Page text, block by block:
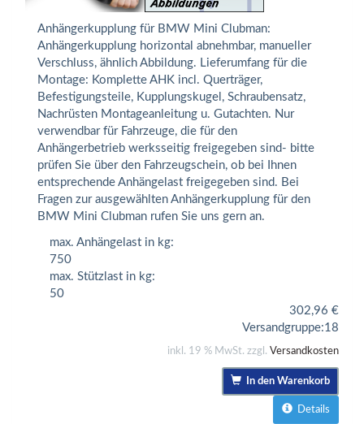
Anhängerkupplung für BMW Mini Clubman:
Anhängerkupplung horizontal abnehmbar, manueller
Verschluss, ähnlich Abbildung. Lieferumfang für die
Montage: Komplette AHK incl. Querträger,
Befestigungsteile, Kupplungskugel, Schraubensatz,
Nachrüsten Montageanleitung u. Gutachten. Nur
verwendbar für Fahrzeuge, die für den
Anhängerbetrieb werksseitig freigegeben sind- bitte
prüfen Sie über den Fahrzeugschein, ob bei Ihnen
entsprechende Anhängelast freigegeben sind. Bei
Fragen zur ausgewählten Anhängerkupplung für den
BMW Mini Clubman rufen Sie uns gern an.
max. Anhängelast in kg:
750
max. Stützlast in kg:
50
302,96 €
Versandgruppe:18
inkl. 19 % MwSt. zzgl. Versandkosten
In den Warenkorb
Details